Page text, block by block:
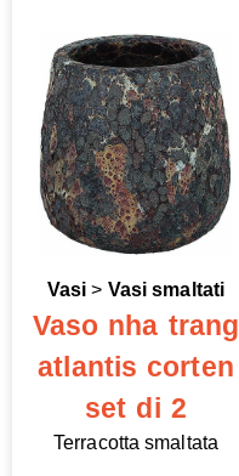
Vasi > Vasi smaltati
Vaso nha trang
atlantis corten
set di 2
Terracotta smaltata